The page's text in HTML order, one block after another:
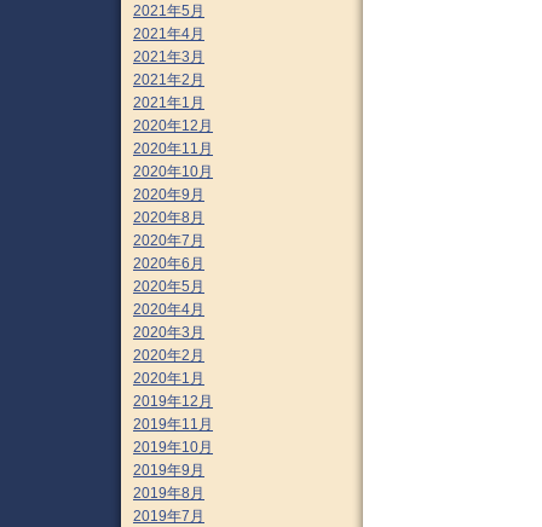
2021年5月
2021年4月
2021年3月
2021年2月
2021年1月
2020年12月
2020年11月
2020年10月
2020年9月
2020年8月
2020年7月
2020年6月
2020年5月
2020年4月
2020年3月
2020年2月
2020年1月
2019年12月
2019年11月
2019年10月
2019年9月
2019年8月
2019年7月